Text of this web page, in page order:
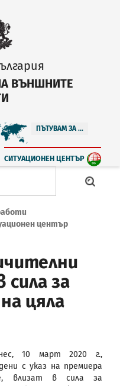
ВЪНШНИТЕ
ПЪТУВАМ ЗА ...
СИТУАЦИОНЕН ЦЕНТЪР
център
сила за
цяла
10 март 2020 г.,
с указ на премиера
влизат в сила за